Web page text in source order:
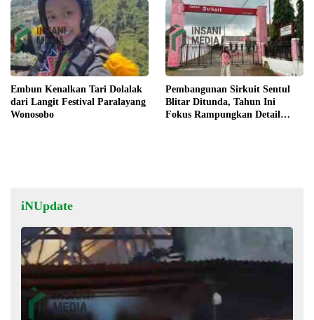
Embun Kenalkan Tari Dolalak
dari Langit Festival Paralayang
Wonosobo
Pembangunan Sirkuit Sentul
Blitar Ditunda, Tahun Ini
Fokus Rampungkan Detail
iNUpdate